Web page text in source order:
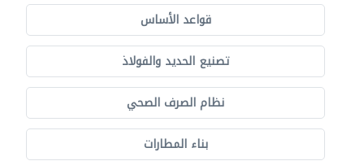
قواعد الأساس
تصنيع الحديد والفولاذ
نظام الصرف الصحي
بناء المطارات